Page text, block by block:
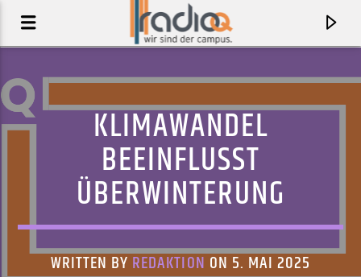
KLIMAWANDEL
BEEINFLUSST
ÜBERWINTERUNG
WRITTEN BY REDAKTION ON 5. MAI 2025